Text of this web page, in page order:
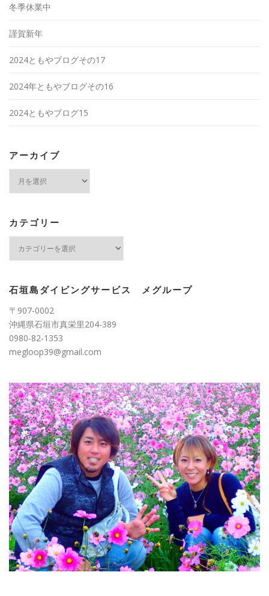
冬季休業中
謹賀新年
2024ともやブログその17
2024年ともやブログその16
2024ともやブログ15
アーカイブ
ブ
カテゴリー
ー
石垣島ダイビングサービス メグループ
〒907-0002
沖縄県石垣市真栄里204-389
0980-82-1353
megloop39@gmail.com